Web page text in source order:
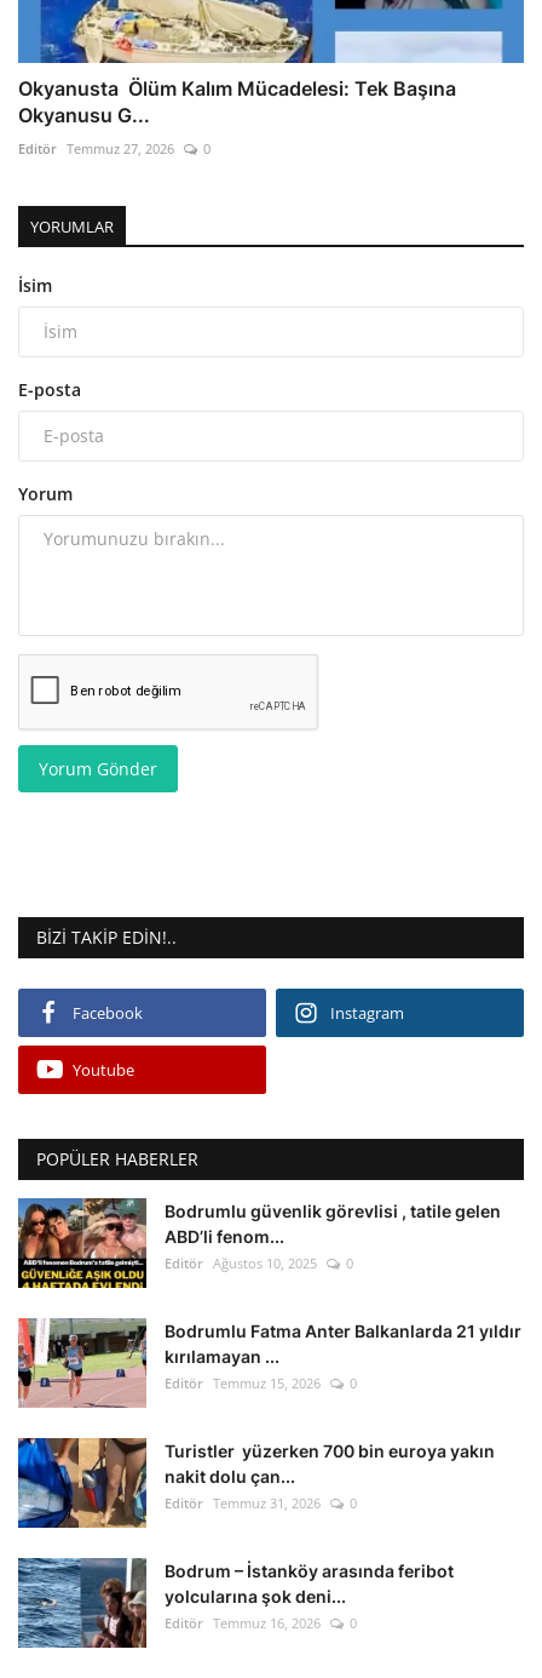
Okyanusta Ölüm Kalım Mücadelesi: Tek Başına
Okyanusu G...
Editör Temmuz 27, 2026 0
YORUMLAR
İsim
E-posta
Yorum
Yorum Gönder
BIZI TAKIP EDIN!..
Facebook Instagram
Youtube
POPÜLER HABERLER
Bodrumlu güvenlik görevlisi , tatile gelen
ABD’li fenom...
Editör Ağustos 10, 2025 0
Bodrumlu Fatma Anter Balkanlarda 21 yıldır
kırılamayan ...
Editör Temmuz 15, 2026 0
Turistler yüzerken 700 bin euroya yakın
nakit dolu çan...
Editör Temmuz 31, 2026 0
Bodrum – İstanköy arasında feribot
yolcularına şok deni...
Editör Temmuz 16, 2026 0